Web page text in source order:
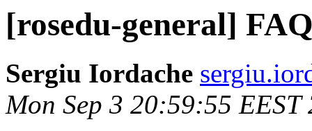
[rosedu-general]
Sergiu Iordache
Mon Sep 3 20:59:55 EEST